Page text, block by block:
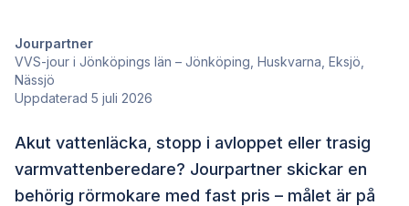
Jourpartner
VVS-jour i Jönköpings län – Jönköping, Huskvarna, Eksjö,
Nässjö
Uppdaterad 5 juli 2026
Akut vattenläcka, stopp i avloppet eller trasig
varmvattenberedare? Jourpartner skickar en
behörig rörmokare med fast pris – målet är på